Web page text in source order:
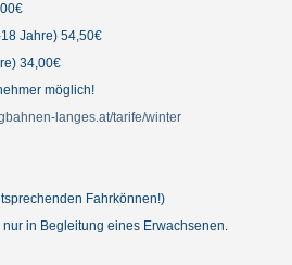
Jahre) 54,50€
34,00€
möglich!
langes.at/tarife/winter
Fahrkönnen!)
in Begleitung eines Erwachsenen.